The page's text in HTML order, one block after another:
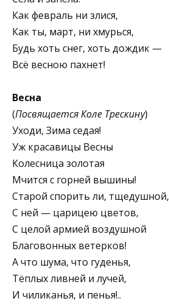
Как февраль ни злися,
Как ты, март, ни хмурься,
Будь хоть снег, хоть дождик —
Всё весною пахнет!
Весна
(Посвящается Коле Трескину)
Уходи, Зима седая!
Уж красавицы Весны
Колесница золотая
Мчится с горней вышины!
Старой спорить ли, тщедушной,
С ней — царицею цветов,
С целой армией воздушной
Благовонных ветерков!
А что шума, что гуденья,
Тёплых ливней и лучей,
И чиликанья, и пенья!..